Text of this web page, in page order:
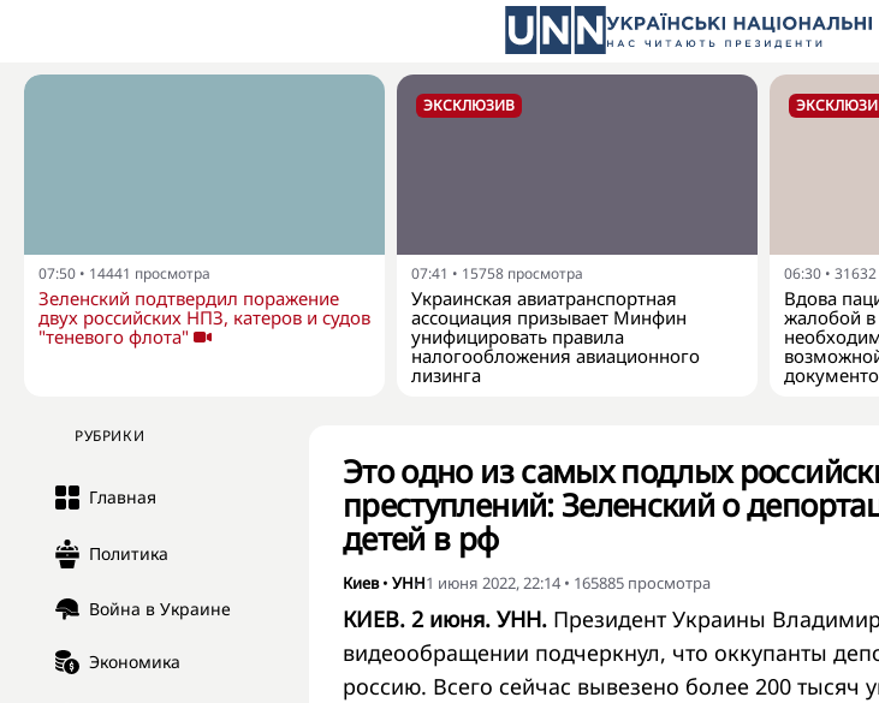
07:50 • 14441 просмотра
Зеленский подтвердил поражение
двух российских НПЗ, катеров и судов
"теневого флота"
ЭКСКЛЮЗИВ
07:41 • 15758 просмотра
Украинская авиатранспортная
ассоциация призывает Минфин
унифицировать правила
налогообложения авиационного
лизинга
06:30 • 31632
Вдова
жалобой
РУБРИКИ
Главная
Политика
Война в Украине
Экономика
Это одно из самых подлых
преступлений: Зеленский о
детей в рф
Киев• УНН1 июня 2022, 22:14• 165885 просмотра
КИЕВ. 2 июня. УНН. Президент Украины
видеообращении подчеркнул, что оккупанты
россию. Всего сейчас вывезено более 200 тысяч